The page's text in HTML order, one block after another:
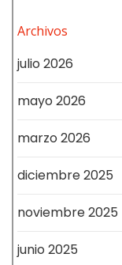
Archivos
julio 2026
mayo 2026
marzo 2026
diciembre 2025
noviembre 2025
junio 2025